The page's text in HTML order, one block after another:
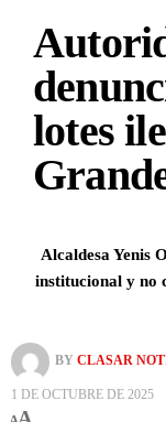
lotes
Alcaldesa Yenis
institucional y no
BY CLASAR
1 DE OCTUBRE DE 2025